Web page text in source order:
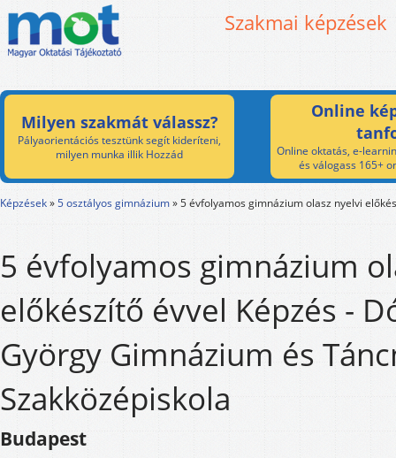
Szakmai képzések
Milyen szakmát válassz?
Pályaorientációs tesztünk segít kideríteni,
milyen munka illik Hozzád
Online
Online oktatás, e-
és válogass 165+
Képzések»5 osztályos gimnázium»5 évfolyamos gimnázium olasz nyelvi
5 évfolyamos gimnázium
előkészítő évvel Képzés -
György Gimnázium és
Szakközépiskola
Budapest